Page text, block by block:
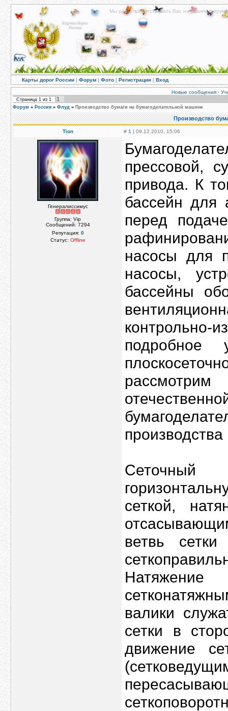
Мы рады приветствовать Вас на нашем
Карты дорог России | Форум | Фото | Регистрация | Вход
Новые сообщения ·
Страница 1 из 1 1
Форум » Россия » Флуд » Производство бумаги на бумагоделательной машине
Производство
Tion # 1 | 09.12.2010, 15:06
Генералиссимус
Группа: Vip
Сообщений: 7294
Репутация: 0
Статус: Offline
прессовой,
привода. К
бассейн для
перед
насосы для
насосы,
бассейны
подробное
производства
Сеточный
сеткой,
ветвь сетки
валики
сетки в
движение